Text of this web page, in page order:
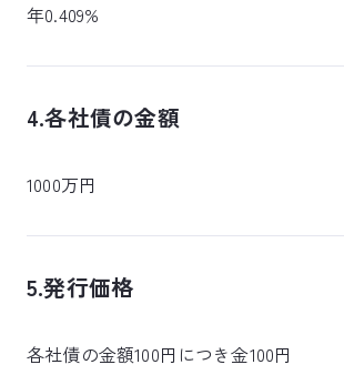
年0.409%
4.各社債の金額
1000万円
5.発行価格
各社債の金額100円につき金100円